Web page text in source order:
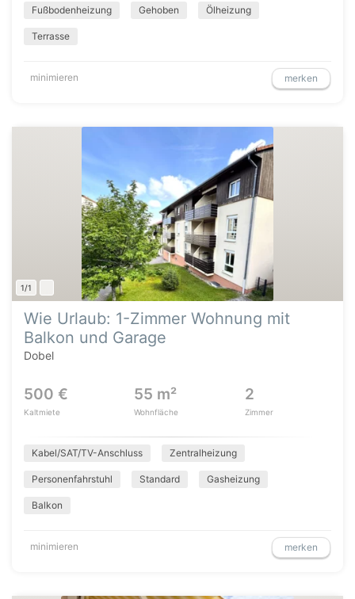
Fußbodenheizung Gehoben Ölheizung
Terrasse
minimieren merken
1/1
Wie Urlaub: 1-Zimmer Wohnung mit
Balkon und Garage
Dobel
500 €
Kaltmiete
55 m²
Wohnfläche
2
Zimmer
Kabel/SAT/TV-Anschluss Zentralheizung
Personenfahrstuhl Standard Gasheizung
Balkon
minimieren merken